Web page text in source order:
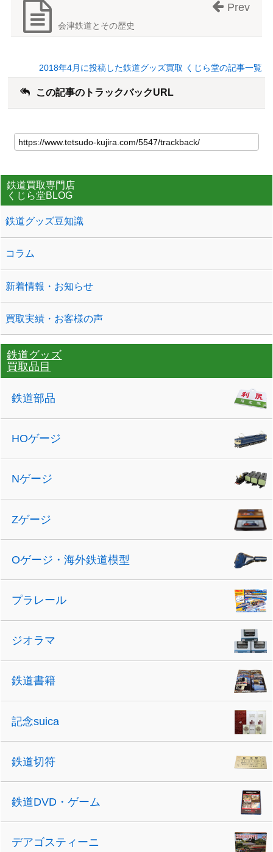
会津鉄道とその歴史
Prev
2018年4月に投稿した鉄道グッズ買取 くじら堂の記事一覧
この記事のトラックバックURL
鉄道買取専門店
くじら堂BLOG
鉄道グッズ豆知識
コラム
新着情報・お知らせ
買取実績・お客様の声
鉄道グッズ
買取品目
鉄道部品
HOゲージ
Nゲージ
Zゲージ
Oゲージ・海外鉄道模型
プラレール
ジオラマ
鉄道書籍
記念suica
鉄道切符
鉄道DVD・ゲーム
デアゴスティーニ